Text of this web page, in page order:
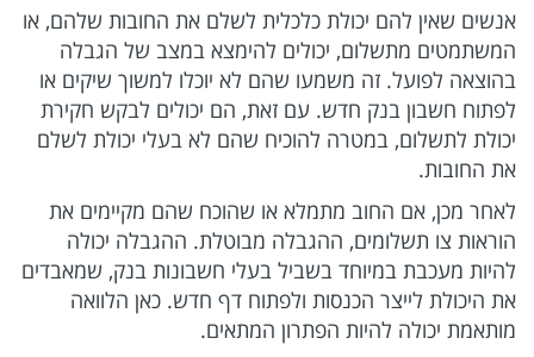
אנשים שאין להם יכולת כלכלית לשלם את החובות שלהם, או
המשתמטים מתשלום, יכולים להימצא במצב של הגבלה
בהוצאה לפועל. זה משמעו שהם לא יוכלו למשוך שיקים או
לפתוח חשבון בנק חדש. עם זאת, הם יכולים לבקש חקירת
יכולת לתשלום, במטרה להוכיח שהם לא בעלי יכולת לשלם
את החובות.
לאחר מכן, אם החוב מתמלא או שהוכח שהם מקיימים את
הוראות צו תשלומים, ההגבלה מבוטלת. ההגבלה יכולה
להיות מעכבת במיוחד בשביל בעלי חשבונות בנק, שמאבדים
את היכולת לייצר הכנסות ולפתוח דף חדש. כאן הלוואה
מותאמת יכולה להיות הפתרון המתאים.